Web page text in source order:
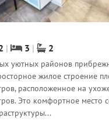
3 2
уютных районов
жилое строение
расположенное на
Это комфортное место